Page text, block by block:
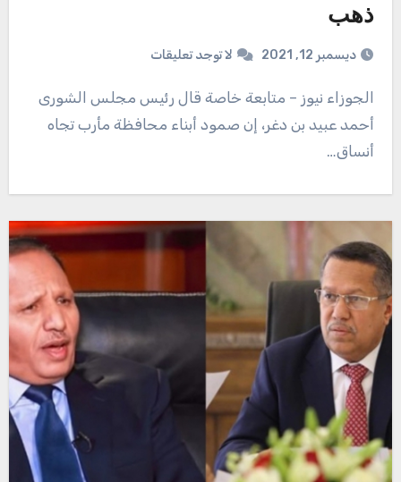
ذهب
ديسمبر 12, 2021 لا توجد تعليقات
الجوزاء نيوز – متابعة خاصة قال رئيس مجلس الشورى
أحمد عبيد بن دغر، إن صمود أبناء محافظة مأرب تجاه
أنساق…